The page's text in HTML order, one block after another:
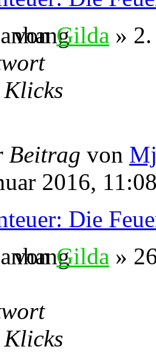
vonGilda »
Klicks
Beitrag von
2016,
Die
vonGilda »
Klicks